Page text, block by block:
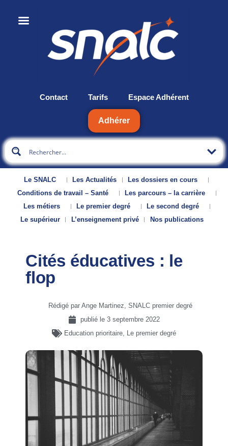
Contact Tarifs Espace Adhérent
Adhérer
Le SNALC Les Actualités
Les dossiers en cours
Conditions de travail – Santé
Les parcours – la carrière
Les métiers
Le premier degré
Le second degré
Le supérieur
L’enseignement privé Nos publications
Cités éducatives : le
flop
Rédigé par Ange Martinez, SNALC premier degré
publié le 3 septembre 2022
Education prioritaire, Le premier degré